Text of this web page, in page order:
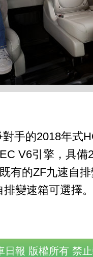
手的2018年式
V6引擎，具備
有的ZF九速自
變速箱可選擇。
日報 版權所有 禁